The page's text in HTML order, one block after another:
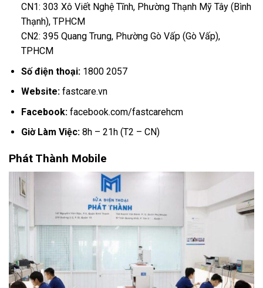
CN1: 303 Xô Viết Nghệ Tĩnh, Phường Thạnh Mỹ Tây (Bình
Thạnh), TPHCM
CN2: 395 Quang Trung, Phường Gò Vấp (Gò Vấp),
TPHCM
Số điện thoại:1800 2057
Website:fastcare.vn
Facebook: facebook.com/fastcarehcm
Giờ Làm Việc:8h – 21h (T2 – CN)
Phát Thành Mobile